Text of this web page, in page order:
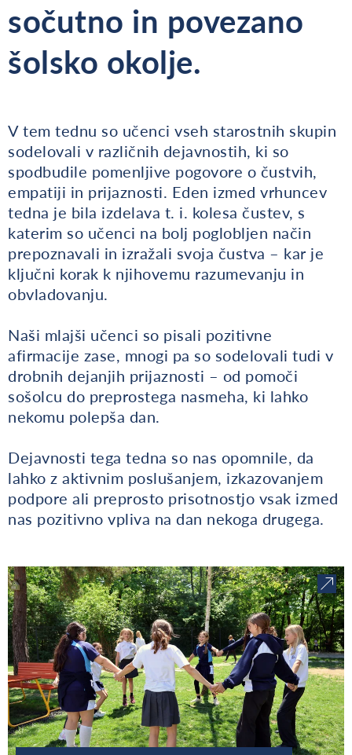
sočutno in povezano
šolsko okolje.
V tem tednu so učenci vseh starostnih skupin
sodelovali v različnih dejavnostih, ki so
spodbudile pomenljive pogovore o čustvih,
empatiji in prijaznosti. Eden izmed vrhuncev
tedna je bila izdelava t. i. kolesa čustev, s
katerim so učenci na bolj poglobljen način
prepoznavali in izražali svoja čustva – kar je
ključni korak k njihovemu razumevanju in
obvladovanju.
Naši mlajši učenci so pisali pozitivne
afirmacije zase, mnogi pa so sodelovali tudi v
drobnih dejanjih prijaznosti – od pomoči
sošolcu do preprostega nasmeha, ki lahko
nekomu polepša dan.
Dejavnosti tega tedna so nas opomnile, da
lahko z aktivnim poslušanjem, izkazovanjem
podpore ali preprosto prisotnostjo vsak izmed
nas pozitivno vpliva na dan nekoga drugega.